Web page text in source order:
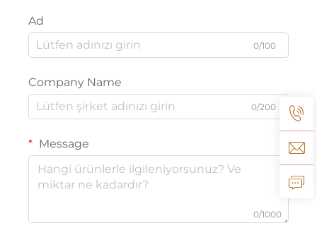
Ad
0/100
Company Name
0/200
Message
0/1000